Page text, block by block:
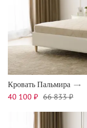
Кровать Пальмира
40 100 ₽ 66 833 ₽